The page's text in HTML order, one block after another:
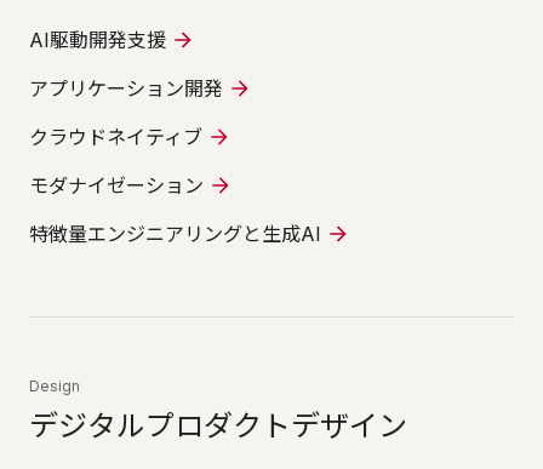
AI駆動開発支援
アプリケーション開発
クラウドネイティブ
モダナイゼーション
特徴量エンジニアリングと生成AI
Design
デジタルプロダクトデザイン